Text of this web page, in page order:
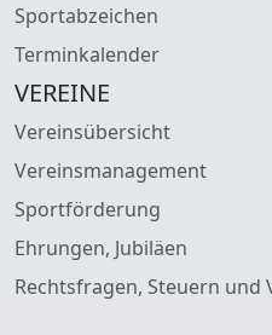
Sportabzeichen
Terminkalender
VEREINE
Vereinsübersicht
Vereinsmanagement
Sportförderung
Ehrungen, Jubiläen
Rechtsfragen, Steuern und